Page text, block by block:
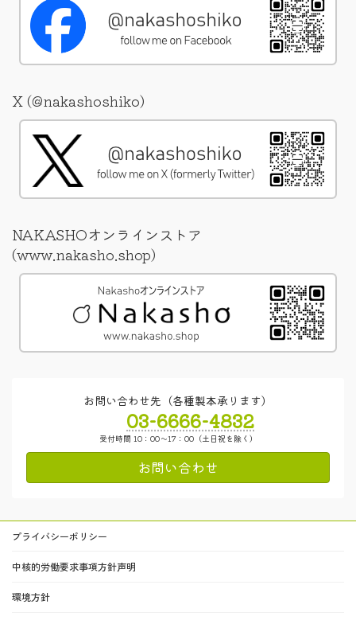
X (@nakashoshiko)
NAKASHOオンラインストア
(www.nakasho.shop)
お問い合わせ先（各種製本承ります）
03-6666-4832
受付時間 10：00～17：00（土日祝を除く）
お問い合わせ
プライバシーポリシー
中核的労働要求事項方針声明
環境方針